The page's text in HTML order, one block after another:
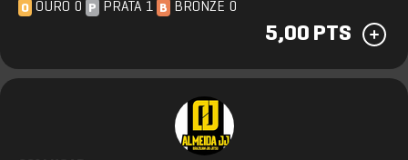
O OURO 0 P PRATA 1 B BRONZE 0
5,00 PTS